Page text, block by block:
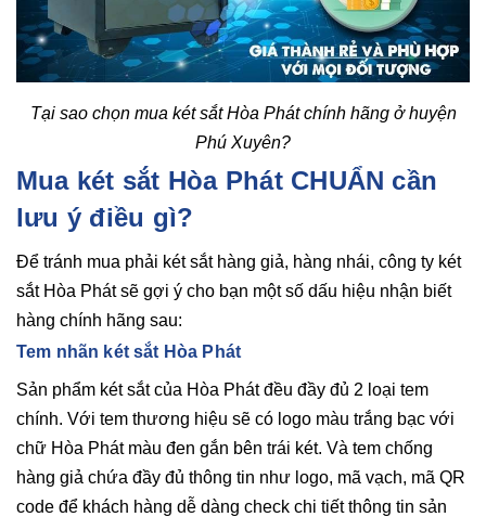
Tại sao chọn mua két sắt Hòa Phát chính hãng ở huyện
Phú Xuyên?
Mua két sắt Hòa Phát CHUẨN cần
lưu ý điều gì?
Để tránh mua phải két sắt hàng giả, hàng nhái, công ty két
sắt Hòa Phát sẽ gợi ý cho bạn một số dấu hiệu nhận biết
hàng chính hãng sau:
Tem nhãn két sắt Hòa Phát
Sản phẩm két sắt của Hòa Phát đều đầy đủ 2 loại tem
chính. Với tem thương hiệu sẽ có logo màu trắng bạc với
chữ Hòa Phát màu đen gắn bên trái két. Và tem chống
hàng giả chứa đầy đủ thông tin như logo, mã vạch, mã QR
code để khách hàng dễ dàng check chi tiết thông tin sản